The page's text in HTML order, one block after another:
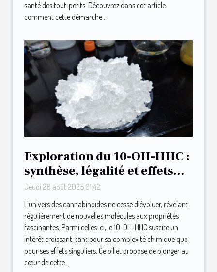
santé des tout-petits. Découvrez dans cet article
comment cette démarche...
Exploration du 10-OH-HHC :
synthèse, légalité et effets
ressentis
Jeudi 28 août 2025 01:42
L'univers des cannabinoïdes ne cesse d'évoluer, révélant
régulièrement de nouvelles molécules aux propriétés
fascinantes. Parmi celles-ci, le 10-OH-HHC suscite un
intérêt croissant, tant pour sa complexité chimique que
pour ses effets singuliers. Ce billet propose de plonger au
cœur de cette...